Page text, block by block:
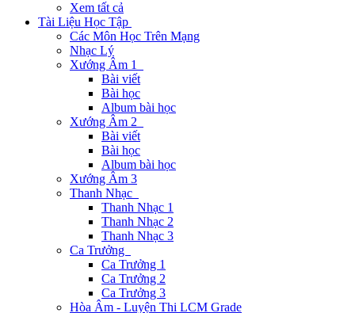
Xem tất cả
Tài Liệu Học Tập
Các Môn Học Trên Mạng
Nhạc Lý
Xướng Âm 1
Bài viết
Bài học
Album bài học
Xướng Âm 2
Bài viết
Bài học
Album bài học
Xướng Âm 3
Thanh Nhạc
Thanh Nhạc 1
Thanh Nhạc 2
Thanh Nhạc 3
Ca Trưởng
Ca Trưởng 1
Ca Trưởng 2
Ca Trưởng 3
Hòa Âm - Luyện Thi LCM Grade